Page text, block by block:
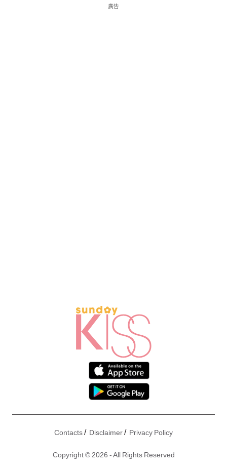
廣告
Contacts/ Disclaimer/ Privacy Policy
Copyright © 2026 - All Rights Reserved